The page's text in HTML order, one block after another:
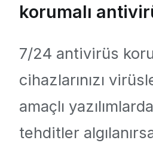
korumalı
7/24 antivirüs
cihazlarınızı
amaçlı
tehditler